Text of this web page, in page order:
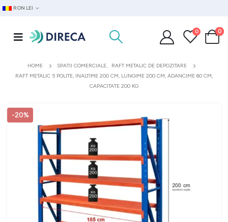
RON LEI
0 0
HOME SPATII COMERCIALE,
RAFT METALIC DE DEPOZITARE
RAFT METALIC 5 POLITE, INALTIME 200 CM, LUNGIME 200 CM, ADANCIME 60 CM,
CAPACITATE 200 KG
-20%